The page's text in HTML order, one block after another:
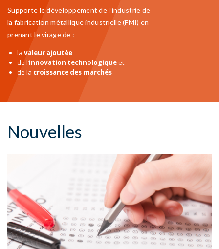
Supporte le développement de l’industrie de
la fabrication métallique industrielle (FMI) en
prenant le virage de :
la valeur ajoutée
de l’innovation technologiqueet
de la croissance des marchés
Nouvelles